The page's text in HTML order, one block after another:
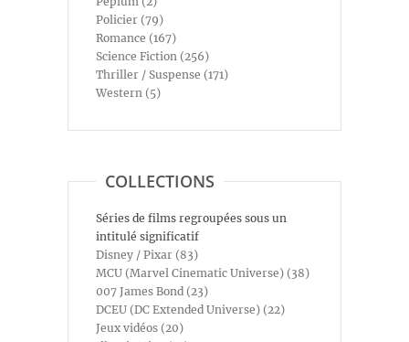
Policier (79)
Romance (167)
Science Fiction (256)
Thriller / Suspense (171)
Western (5)
COLLECTIONS
Séries de films regroupées sous un
intitulé significatif
Disney / Pixar (83)
MCU (Marvel Cinematic Universe) (38)
007 James Bond (23)
DCEU (DC Extended Universe) (22)
Jeux vidéos (20)